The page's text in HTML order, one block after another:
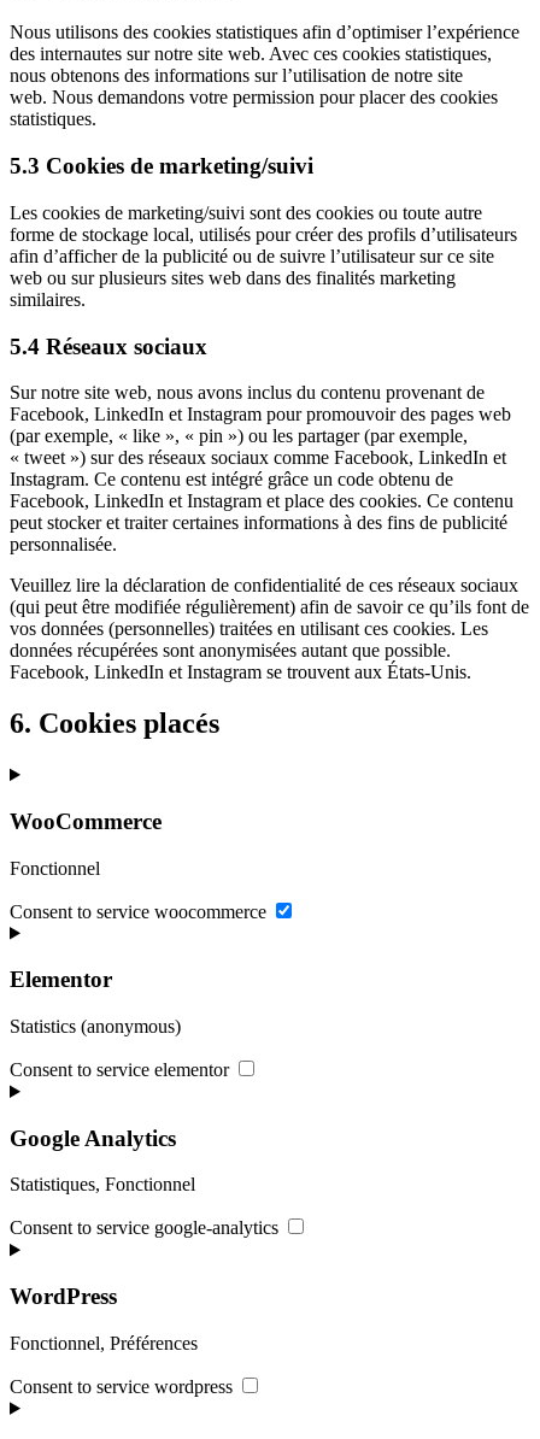
Nous utilisons des cookies statistiques afin d’optimiser l’expérience
des internautes sur notre site web. Avec ces cookies statistiques,
nous obtenons des informations sur l’utilisation de notre site
web. Nous demandons votre permission pour placer des cookies
statistiques.
5.3 Cookies de marketing/suivi
Les cookies de marketing/suivi sont des cookies ou toute autre
forme de stockage local, utilisés pour créer des profils d’utilisateurs
afin d’afficher de la publicité ou de suivre l’utilisateur sur ce site
web ou sur plusieurs sites web dans des finalités marketing
similaires.
5.4 Réseaux sociaux
Sur notre site web, nous avons inclus du contenu provenant de
Facebook, LinkedIn et Instagram pour promouvoir des pages web
(par exemple, « like », « pin ») ou les partager (par exemple,
« tweet ») sur des réseaux sociaux comme Facebook, LinkedIn et
Instagram. Ce contenu est intégré grâce un code obtenu de
Facebook, LinkedIn et Instagram et place des cookies. Ce contenu
peut stocker et traiter certaines informations à des fins de publicité
personnalisée.
Veuillez lire la déclaration de confidentialité de ces réseaux sociaux
(qui peut être modifiée régulièrement) afin de savoir ce qu’ils font de
vos données (personnelles) traitées en utilisant ces cookies. Les
données récupérées sont anonymisées autant que possible.
Facebook, LinkedIn et Instagram se trouvent aux États-Unis.
6. Cookies placés
WooCommerce
Fonctionnel
Consent to service woocommerce
Elementor
Statistics (anonymous)
Consent to service elementor
Google Analytics
Statistiques, Fonctionnel
Consent to service google-analytics
WordPress
Fonctionnel, Préférences
Consent to service wordpress